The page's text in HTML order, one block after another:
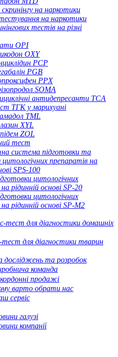
на наркотики
на наркотики
тестів на різні
OPI
OXY
PCP
PGB
PPX
SOMA
антидепресанти TCA
ТГК у марихуані
TML
XYL
ZOL
тест
система підготовки та
препаратів на
SPS-100
цитологічних
рідинній основі SP-20
цитологічних
рідинній основі SP-M2
тест для діагностики домашніх
тест для діагностики тварин
досліджень та розробок
команда
продажі
варто обрати нас
сервіс
галузі
компанії